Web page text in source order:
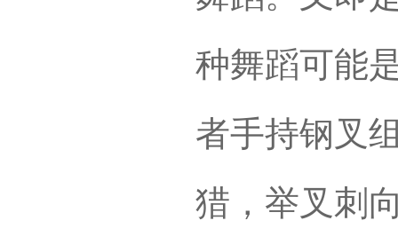
种舞蹈可能
者手持钢叉
猎，举叉刺